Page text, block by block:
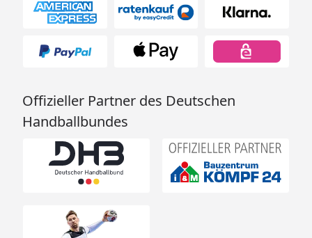
Offizieller Partner des Deutschen
Handballbundes